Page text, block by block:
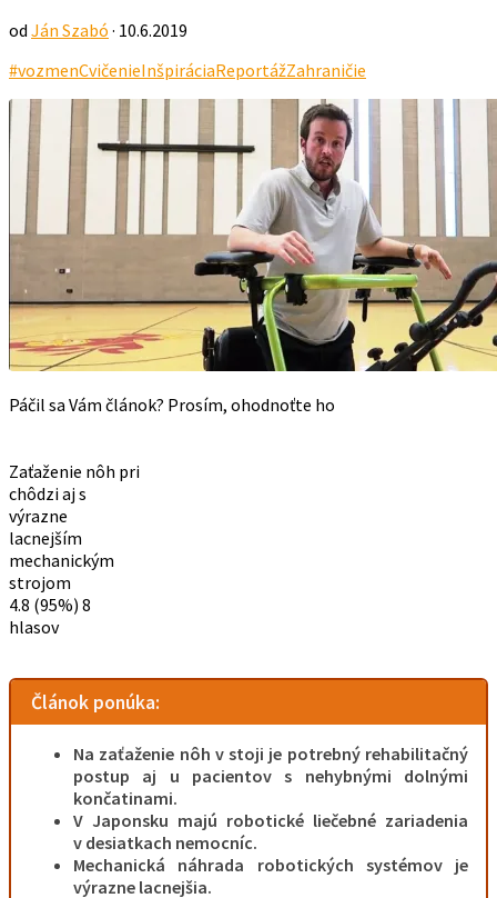
od Ján Szabó · 10.6.2019
#vozmenCvičenieInšpiráciaReportážZahraničie
Páčil sa Vám článok? Prosím, ohodnoťte ho
Zaťaženie nôh pri
chôdzi aj s
výrazne
lacnejším
mechanickým
strojom
4.8 (95%) 8
hlasov
Článok ponúka:
Na zaťaženie nôh v stoji je potrebný rehabilitačný
postup aj u pacientov s nehybnými dolnými
končatinami.
V Japonsku majú robotické liečebné zariadenia
v desiatkach nemocníc.
Mechanická náhrada robotických systémov je
výrazne lacnejšia.